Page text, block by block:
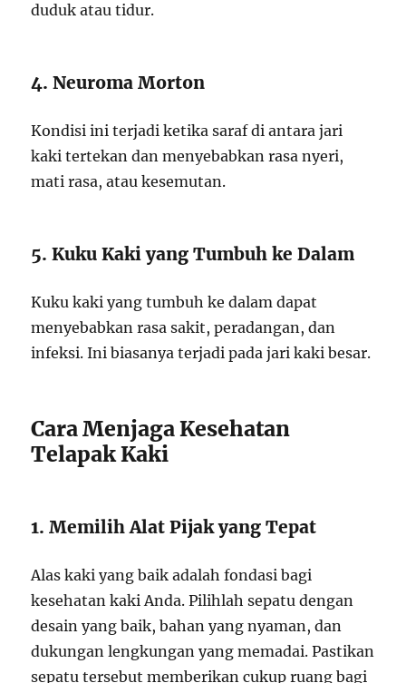
duduk atau tidur.
4. Neuroma Morton
Kondisi ini terjadi ketika saraf di antara jari
kaki tertekan dan menyebabkan rasa nyeri,
mati rasa, atau kesemutan.
5. Kuku Kaki yang Tumbuh ke Dalam
Kuku kaki yang tumbuh ke dalam dapat
menyebabkan rasa sakit, peradangan, dan
infeksi. Ini biasanya terjadi pada jari kaki besar.
Cara Menjaga Kesehatan
Telapak Kaki
1. Memilih Alat Pijak yang Tepat
Alas kaki yang baik adalah fondasi bagi
kesehatan kaki Anda. Pilihlah sepatu dengan
desain yang baik, bahan yang nyaman, dan
dukungan lengkungan yang memadai. Pastikan
sepatu tersebut memberikan cukup ruang bagi